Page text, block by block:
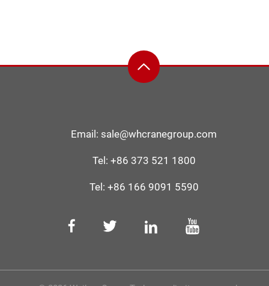
Email: sale@whcranegroup.com
Tel: +86 373 521 1800
Tel: +86 166 9091 5590